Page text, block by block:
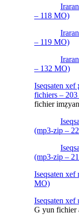
– 118 MO)
– 119 MO)
– 132 MO)
Iseqsaten xef
fichiers –
fichier
(mp3-zip –
(mp3-zip –
Iseqsaten xef
MO)
Iseqsaten
G yun fichier